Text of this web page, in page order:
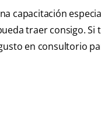
capacitación
traer consigo. Si
en consultorio